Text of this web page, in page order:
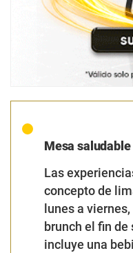
Mesa saludable
Las
concepto de
lunes a
brunch el fin
incluye una